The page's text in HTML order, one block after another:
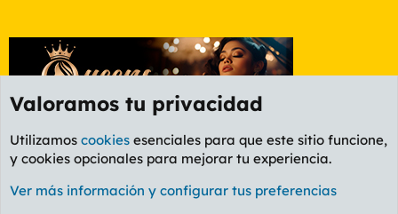
Etiquetas
Cookies
PL OLDSTYLE AMARILLO
Valoramos tu privacidad
Utilizamos cookies esenciales para que este sitio funcione,
y cookies opcionales para mejorar tu experiencia.
Ver más información y configurar tus preferencias